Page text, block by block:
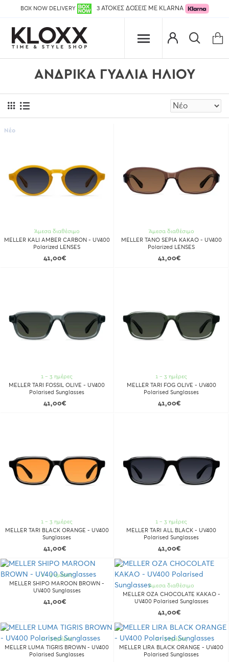
BOX NOW DELIVERY 3 ΑΤΟΚΕΣ ΔΟΣΕΙΣ ΜΕ KLARNA
ΑΝΔΡΙΚΆ ΓΥΑΛΙΆ ΗΛΊΟΥ
Νέο
Άμεσα διαθέσιμο
MELLER KALI AMBER CARBON - UV400
Polarized LENSES
41,00€
Άμεσα διαθέσιμο
MELLER TANO SEPIA KAKAO - UV400
Polarized LENSES
41,00€
1 - 3 ημέρες
MELLER TARI FOSSIL OLIVE - UV400
Polarised Sunglasses
41,00€
1 - 3 ημέρες
MELLER TARI FOG OLIVE - UV400
Polarised Sunglasses
41,00€
1 - 3 ημέρες
MELLER TARI BLACK ORANGE - UV400
Sunglasses
41,00€
1 - 3 ημέρες
MELLER TARI ALL BLACK - UV400
Polarised Sunglasses
41,00€
1 - 3 ημέρες
MELLER SHIPO MAROON BROWN -
UV400 Sunglasses
41,00€
Άμεσα διαθέσιμο
MELLER OZA CHOCOLATE KAKAO -
UV400 Polarised Sunglasses
41,00€
1 - 3 ημέρες
MELLER LUMA TIGRIS BROWN - UV400
Polarised Sunglasses
1 - 3 ημέρες
MELLER LIRA BLACK ORANGE - UV400
Polarised Sunglasses